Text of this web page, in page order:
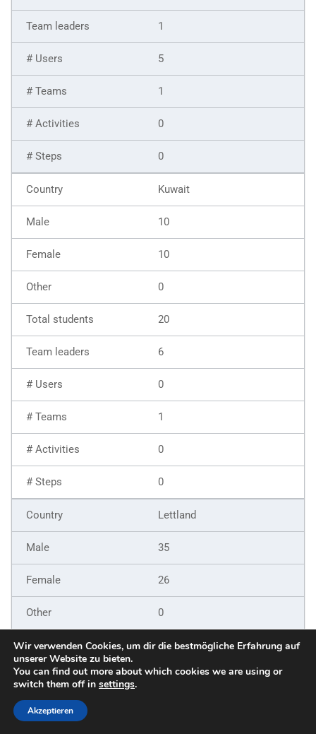
1
5
1
0
0
Kuwait
10
10
0
20
6
0
1
0
0
Lettland
35
26
0
61
9
Wir verwenden Cookies, um dir die bestmögliche Erfahrung auf
unserer Website zu bieten.
You can find out more about which cookies we are using or
switch them off in settings.
Akzeptieren